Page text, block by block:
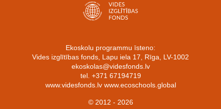
Ekoskolu programmu īsteno:
Vides izglītības fonds, Lapu iela 17, Rīga, LV-1002
ekoskolas@videsfonds.lv
tel. +371 67194719
www.videsfonds.lv www.ecoschools.global
© 2012 - 2026